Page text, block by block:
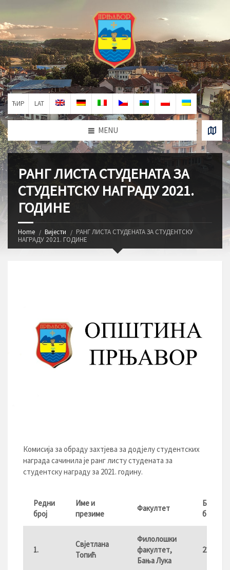
ЋИР LAT
MENU
РАНГ ЛИСТА СТУДЕНАТА ЗА
СТУДЕНТСКУ НАГРАДУ 2021.
ГОДИНЕ
Home Вијести
РАНГ ЛИСТА СТУДЕНАТА ЗА СТУДЕНТСКУ
НАГРАДУ 2021. ГОДИНЕ
Комисија за обраду захтјева за додјелу студентских
награда сачинила је ранг листу студената за
студентску награду за 2021. годину.
Редни
број
Име и
презиме
Факултет
Број
бодова
1.
Свјетлана
Топић
Филолошки
факултет,
Бања Лука
22,71